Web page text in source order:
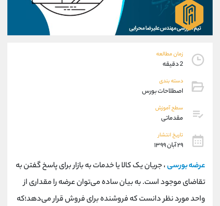
زمان مطالعه
2 دقیقه
دسته بندی
اصطلاحات بورس
سطح آموزش
مقدماتی
تاریخ انتشار
۲۹ آبان ۱۳۹۹
عرضه بورسی، جریان یک کالا یا خدمات به بازار برای پاسخ گفتن به
تقاضای موجود است. به بیان ساده می‌توان عرضه را مقداری از
واحد مورد نظر دانست که فروشنده برای فروش قرار می‌دهد؛که
09927779040
واتساپ شروع گفتگو
تلگرام @Armteam_admin_por
پشتیبان فروش
موبایل
واتساپ
داخلی
اطلاعات تماس (دفتر فروش)
تلفن 021-22021030
بدون پیش شماره 90001030
اینستاگرام @alireza.mehrabii